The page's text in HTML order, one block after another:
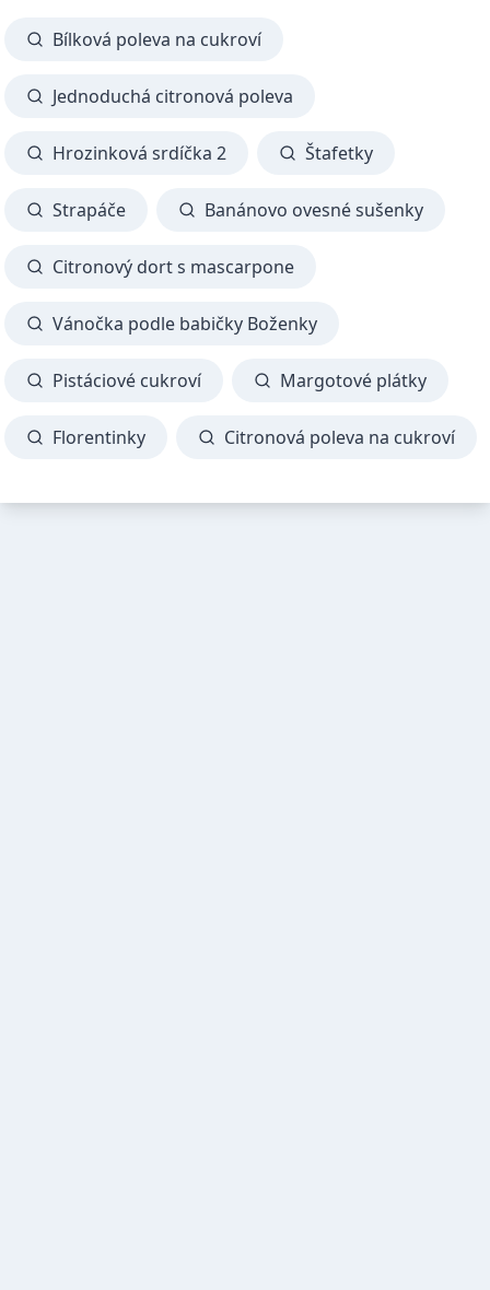
Bílková poleva na cukroví
Jednoduchá citronová poleva
Hrozinková srdíčka 2 Štafetky
Strapáče Banánovo ovesné sušenky
Citronový dort s mascarpone
Vánočka podle babičky Boženky
Pistáciové cukroví Margotové plátky
Florentinky Citronová poleva na cukroví